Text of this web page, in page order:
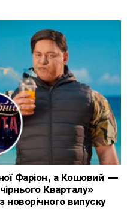
Фаріон, а Кошовий —
Кварталу»
випуску